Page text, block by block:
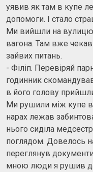
уявив як там в купе
допомоги. І стало
Ми вийшли на вулицю,
вагона. Там вже
зайвих питань.
- Філіп. Перевіряй
годинник
в його голову
Ми рушили між купе
нарах лежав
нього сиділа
поглядом. Довелось
переглянув
мною люди я рушив